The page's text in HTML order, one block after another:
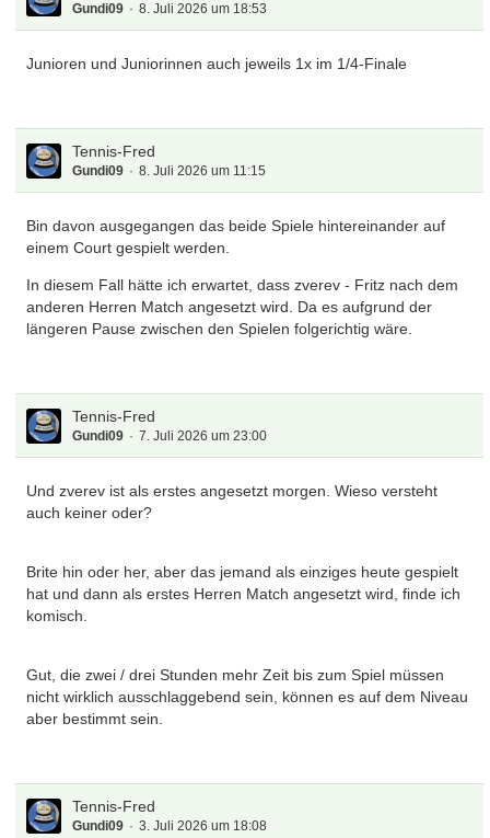
Gundi09 8. Juli 2026 um 18:53
Junioren und Juniorinnen auch jeweils 1x im 1/4-Finale
Tennis-Fred
Gundi09 8. Juli 2026 um 11:15
Bin davon ausgegangen das beide Spiele hintereinander auf
einem Court gespielt werden.
In diesem Fall hätte ich erwartet, dass zverev - Fritz nach dem
anderen Herren Match angesetzt wird. Da es aufgrund der
längeren Pause zwischen den Spielen folgerichtig wäre.
Tennis-Fred
Gundi09 7. Juli 2026 um 23:00
Und zverev ist als erstes angesetzt morgen. Wieso versteht
auch keiner oder?
Brite hin oder her, aber das jemand als einziges heute gespielt
hat und dann als erstes Herren Match angesetzt wird, finde ich
komisch.
Gut, die zwei / drei Stunden mehr Zeit bis zum Spiel müssen
nicht wirklich ausschlaggebend sein, können es auf dem Niveau
aber bestimmt sein.
Tennis-Fred
Gundi09 3. Juli 2026 um 18:08